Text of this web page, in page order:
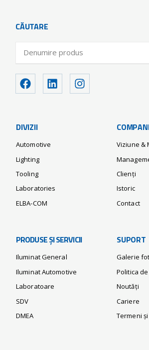
CĂUTARE
DIVIZII
Automotive
Lighting
Tooling
Laboratories
ELBA-COM
Viziune &
Clienți
Istoric
Contact
PRODUSE ȘI SERVICII
Iluminat General
Iluminat Automotive
Laboratoare
SDV
DMEA
SUPORT
Galerie
Politica
Noutăți
Cariere
Termeni